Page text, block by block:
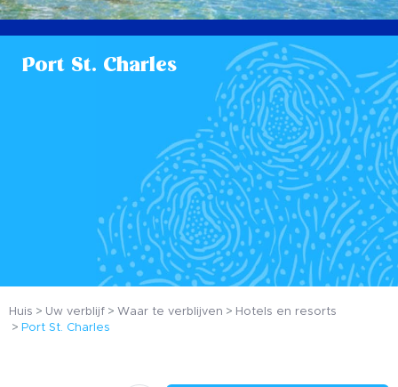
Port St. Charles
Huis Uw verblijf Waar te verblijven
Hotels en resorts
Port St. Charles